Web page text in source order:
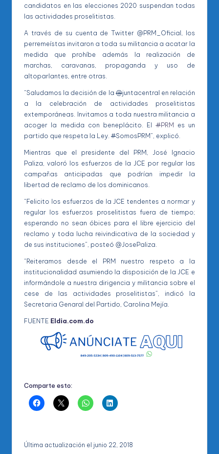
candidatos en las elecciones 2020 suspendan todas
las actividades proselitistas.
A través de su cuenta de Twitter @PRM_Oficial, los
perremeístas invitaron a toda su militancia a acatar la
medida que prohíbe además la realización de
marchas, caravanas, propaganda y uso de
altoparlantes, entre otras.
“Saludamos la decisión de la@juntacentral en relación
a la celebración de actividades proselitistas
extemporáneas. Invitamos a toda nuestra militancia a
acoger la medida con beneplácito. El#PRM es un
partido que respeta la Ley. #SomosPRM”, explicó.
Mientras que el presidente del PRM, José Ignacio
Paliza, valoró los esfuerzos de la JCE por regular las
campañas anticipadas que podrían impedir la
libertad de reclamo de los dominicanos.
“Felicito los esfuerzos de la JCE tendentes a normar y
regular los esfuerzos proselitistas fuera de tiempo;
esperando no sean óbices para el libre ejercicio del
reclamo y toda lucha reivindicativa de la sociedad y
de sus instituciones”, posteó @JosePaliza.
“Reiteramos desde el PRM nuestro respeto a la
institucionalidad asumiendo la disposición de la JCE e
informándole a nuestra dirigencia y militancia sobre el
cese de las actividades proselitistas”, indicó la
Secretaria Genaral del Partido, Carolina Mejía.
FUENTE Eldia.com.do
Comparte esto:
Última actualización el junio 22, 2018